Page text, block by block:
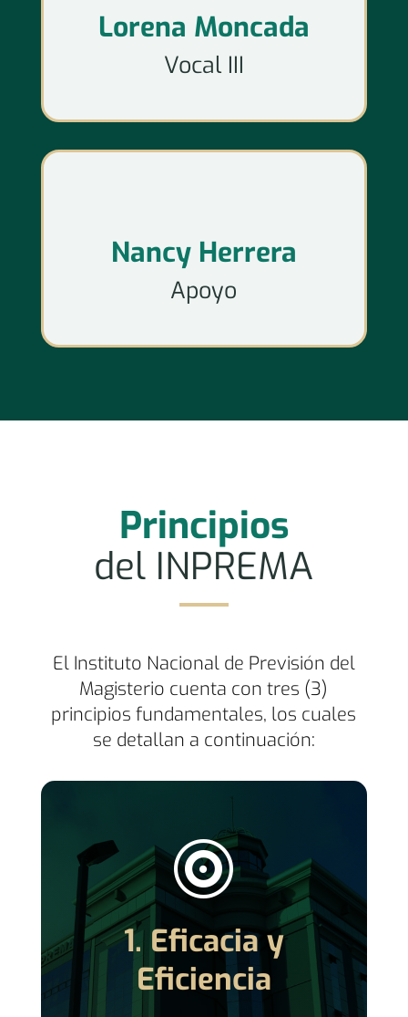
Lorena Moncada
Vocal III
Nancy Herrera
Apoyo
Principios
del INPREMA
El Instituto Nacional de Previsión del
Magisterio cuenta con tres (3)
principios fundamentales, los cuales
se detallan a continuación:

1. Eficacia y
Eficiencia